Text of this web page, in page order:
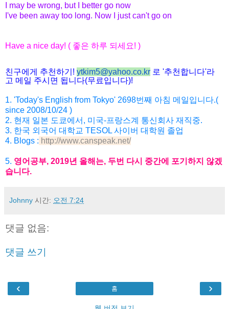
I may be wrong, but I better go now
I've been away too long. Now I just can't go on
Have a nice day! ( 좋은 하루 되세요! )
친구에게 추천하기 ! ytkim5@yahoo.co.kr 로 '추천합니다'라
고 메일 주시면 됩니다(무료입니다)!
1. 'Today's English from Tokyo' 2698번째 아침 메일입니다.(
since 2008/10/24 )
2. 현재 일본 도쿄에서 , 미국-프랑스계 통신회사 재직중.
3. 한국 외국어 대학교 TESOL 사이버 대학원 졸업
4. Blogs : http://www.canspeak.net/
5. 영어공부, 2019년 올해는, 두번 다시 중간에 포기하지 않겠
습니 다.
Johnny 시간: 오전 7:24
댓글 없음:
댓글 쓰기
‹ ›
홈